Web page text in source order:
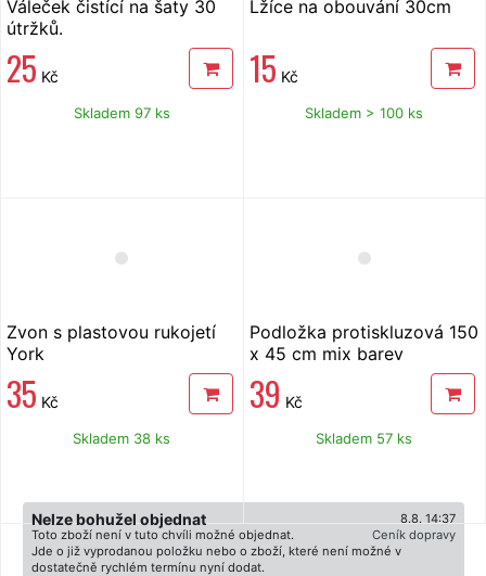
Váleček čistící na šaty 30
útržků.
25 Kč
Skladem 97 ks
Lžíce na obouvání 30cm
15 Kč
Skladem > 100 ks
Zvon s plastovou rukojetí
York
35 Kč
Skladem 38 ks
Podložka protiskluzová 150
x 45 cm mix barev
39 Kč
Skladem 57 ks
8.8. 14:37
Nelze bohužel objednat
Ceník dopravy
Toto zboží není v tuto chvíli možné objednat.
Jde o již vyprodanou položku nebo o zboží, které není možné v
dostatečně rychlém termínu nyní dodat.